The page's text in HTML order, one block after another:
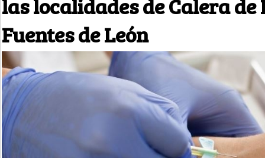
las localidades de Calera de
Fuentes de León